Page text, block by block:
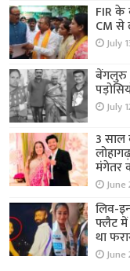
FIR के
CM से
July
बेंगलुरु
July
3 साल
मंगेतर
June
लिव-
फ्लैट में
था
June